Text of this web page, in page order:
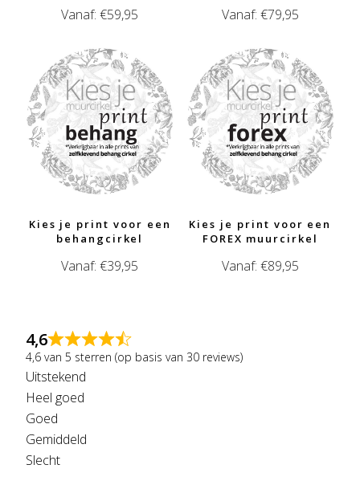
Vanaf:€59,95 Vanaf: €79,95
Kies je print voor een
behangcirkel
Vanaf:€39,95
Kies je print voor een
FOREX muurcirkel
Vanaf: €89,95
4,6
4,6 van 5 sterren (op basis van 30 reviews)
Uitstekend
Heel goed
Goed
Gemiddeld
Slecht